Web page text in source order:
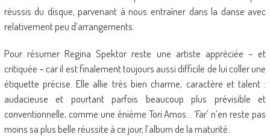
réussis du disque, parvenant à nous entraîner dans la danse avec
relativement peu d’arrangements.
Pour résumer Regina Spektor reste une artiste appréciée – et
critiquée – car il est finalement toujours aussi difficile de lui coller une
étiquette précise. Elle allie très bien charme, caractère et talent :
audacieuse et pourtant parfois beaucoup plus prévisible et
conventionnelle, comme une énième Tori Amos… ‘Far’ n’en reste pas
moins sa plus belle réussite à ce jour, l’album de la maturité.